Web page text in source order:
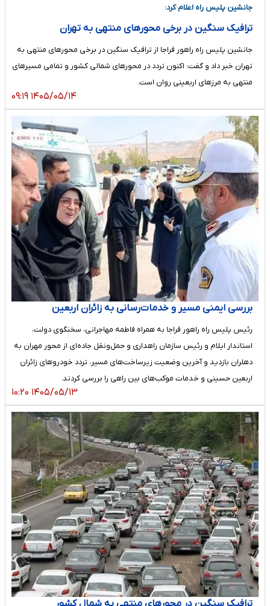
جانشین پلیس راه اعلام کرد:
ترافیک سنگین در برخی محورهای منتهی به تهران
جانشین پلیس راه راهور فراجا از ترافیک سنگین در برخی محورهای منتهی به
تهران خبر داد و گفت: اکنون تردد در محورهای شمالی کشور و تمامی مسیرهای
منتهی به مرزهای اربعینی روان است.
۱۴۰۵/۰۵/۱۴ ۰۹:۱۹
بررسی ایمنی مسیر و خدمات‌رسانی به زائران اربعین
رئیس پلیس راه راهور فراجا به همراه فاطمه مهاجرانی، سخنگوی دولت،
استاندار ایلام و رئیس سازمان راهداری و حمل‌ونقل جاده‌ای از محور مهران به
دهلران بازدید و آخرین وضعیت زیرساخت‌های مسیر، تردد خودروهای زائران
اربعین حسینی و خدمات موکب‌های بین راهی را بررسی کردند.
۱۴۰۵/۰۵/۱۳ ۱۰:۲۰